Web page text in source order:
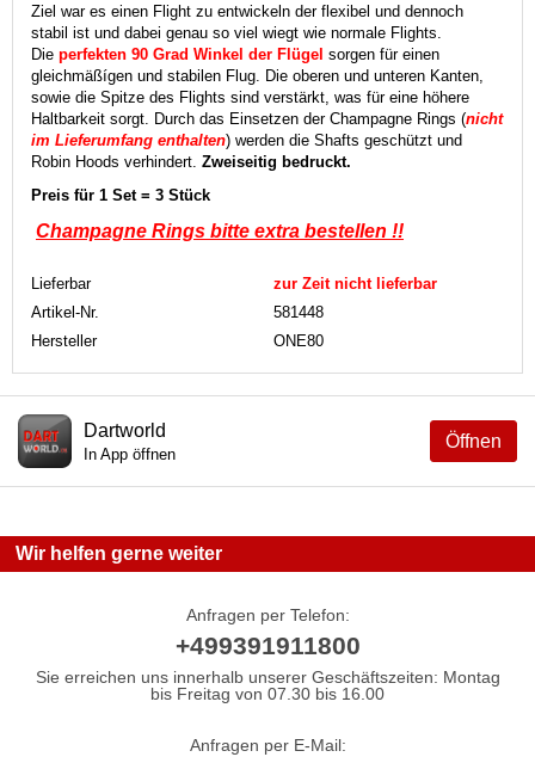
Ziel war es einen Flight zu entwickeln der flexibel und dennoch
stabil ist und dabei genau so viel wiegt wie normale Flights.
Die perfekten 90 Grad Winkel der Flügel sorgen für einen
gleichmäßígen und stabilen Flug. Die oberen und unteren Kanten,
sowie die Spitze des Flights sind verstärkt, was für eine höhere
Haltbarkeit sorgt. Durch das Einsetzen der Champagne Rings (nicht
im Lieferumfang enthalten) werden die Shafts geschützt und
Robin Hoods verhindert. Zweiseitig bedruckt.
Preis für 1 Set = 3 Stück
Champagne Rings bitte extra bestellen !!
Lieferbar
zur Zeit nicht lieferbar
Artikel-Nr.
581448
Hersteller
ONE80
Öffnen
Dartworld
In App öffnen
Wir helfen gerne weiter
Anfragen per Telefon:
+499391911800
Sie erreichen uns innerhalb unserer Geschäftszeiten: Montag
bis Freitag von 07.30 bis 16.00
Anfragen per E-Mail: